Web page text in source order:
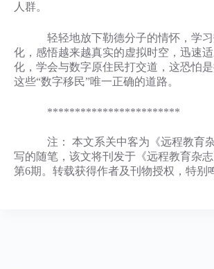
人群。
轻轻地放下勒德分子的情怀，学习
化，感悟越来越真实的虚拟时空，迅速
化，学会与数字原住民打交道，这恐怕
这些“数字移民”唯一正确的道路。
************************
注： 本文系关中客为《远程教育
写的随笔，该文将刊发于《远程教育杂
第6期。转载获得作者及刊物授权，特别